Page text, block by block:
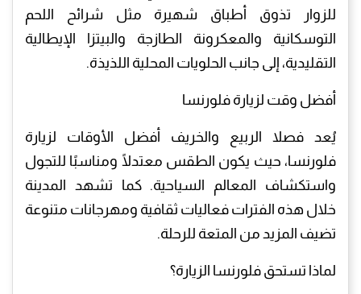
للزوار تذوق أطباق شهيرة مثل شرائح اللحم
التوسكانية والمعكرونة الطازجة والبيتزا الإيطالية
التقليدية، إلى جانب الحلويات المحلية اللذيذة.
أفضل وقت لزيارة فلورنسا
يُعد فصلا الربيع والخريف أفضل الأوقات لزيارة
فلورنسا، حيث يكون الطقس معتدلًا ومناسبًا للتجول
واستكشاف المعالم السياحية. كما تشهد المدينة
خلال هذه الفترات فعاليات ثقافية ومهرجانات متنوعة
تضيف المزيد من المتعة للرحلة.
لماذا تستحق فلورنسا الزيارة؟